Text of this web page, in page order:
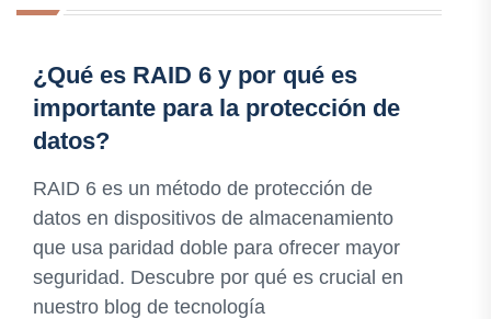
¿Qué es RAID 6 y por qué es
importante para la protección de
datos?
RAID 6 es un método de protección de
datos en dispositivos de almacenamiento
que usa paridad doble para ofrecer mayor
seguridad. Descubre por qué es crucial en
nuestro blog de tecnología